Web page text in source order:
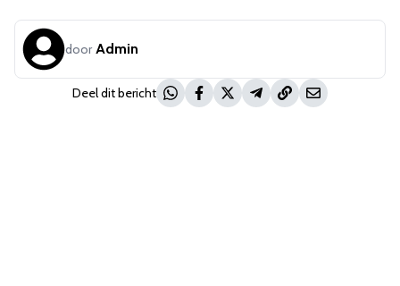
door Admin
Deel dit bericht